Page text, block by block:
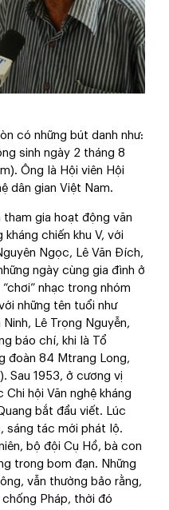
có những bút danh như:
sinh ngày 2 tháng 8
Ông là Hội viên Hội
dân gian Việt Nam.
tham gia hoạt động văn
kháng chiến khu V, với
Ngọc, Lê Văn Đích,
ngày cùng gia đình ở
nhạc trong nhóm
những tên tuổi như
Lê Trọng Nguyễn,
báo chí, khi là Tổ
đoàn 84 Mtrang Long,
Sau 1953, ở cương vị
Chi hội Văn nghệ kháng
bắt đầu viết. Lúc
sáng tác mới phát lộ.
bộ đội Cụ Hồ, bà con
trong bom đạn. Những
vẫn thường bảo rằng,
Pháp, thời đó